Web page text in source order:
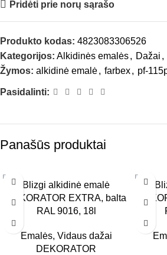
Pridėti prie norų sąrašo
Produkto kodas: 4823083306526
Kategorijos: Alkidinės emalės, Dažai ,
Žymos: alkidinė emalė, farbex, pf-
Pasidalinti:
Panašūs produktai
1 VNT.
Blizgi alkidinė emalė
DEKORATOR EXTRA, balta
RAL 9016, 18l
Emalės, Vidaus dažai
DEKORATOR
6 VNT.
JUODA